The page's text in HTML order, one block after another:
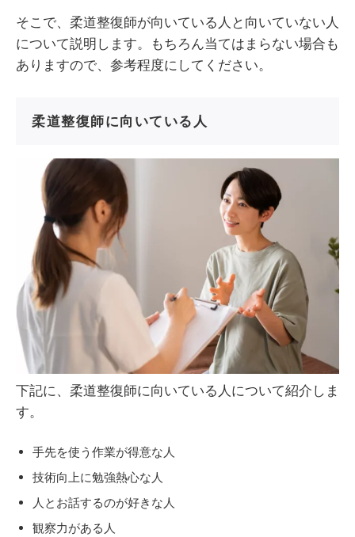
そこで、柔道整復師が向いている人と向いていない人
について説明します。もちろん当てはまらない場合も
ありますので、参考程度にしてください。
柔道整復師に向いている人
下記に、柔道整復師に向いている人について紹介しま
す。
手先を使う作業が得意な人
技術向上に勉強熱心な人
人とお話するのが好きな人
観察力がある人